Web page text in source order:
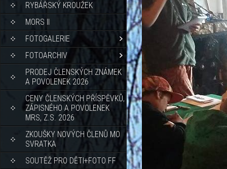
RYBÁŘSKÝ KROUŽEK
MORS II
FOTOGALERIE
FOTOARCHIV
PRODEJ ČLENSKÝCH ZNÁMEK
A POVOLENEK 2026
CENY ČLENSKÝCH PŘÍSPĚVKŮ,
ZÁPISNÉHO A POVOLENEK
MRS, Z.S. 2026
ZKOUŠKY NOVÝCH ČLENŮ MO
SVRATKA
SOUTĚŽ PRO DĚTI+FOTO FF